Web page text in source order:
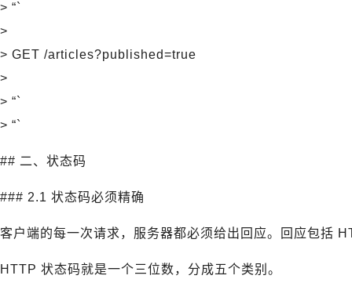
> “`
>
> GET /articles?published=true
>
> “`
> “`
## 二、状态码
### 2.1 状态码必须精确
客户端的每一次请求，服务器都必须给出回应。回应包括
HTTP 状态码就是一个三位数，分成五个类别。